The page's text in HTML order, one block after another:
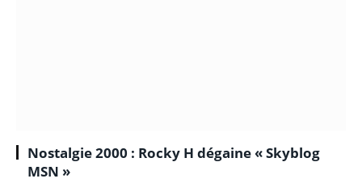
Nostalgie 2000 : Rocky H dégaine « Skyblog
MSN »